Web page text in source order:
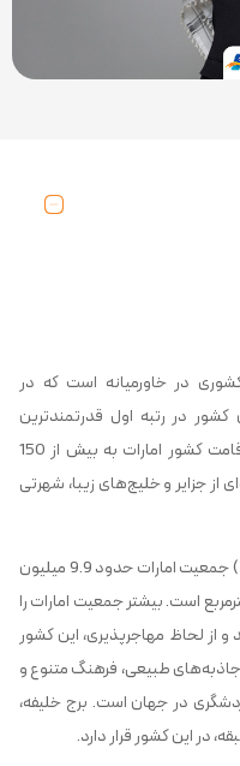
در خاورمیانه است که در
کشور در رتبه اول قدرتمندترین
پاسپورت‌های جهان قرار دارد و با داشتن اقامت کشور امارات به بیش از 150
جزایر و خلیج‌های زیبا، شهرتی
طبق آخرین سرشماری این کشور (سال 2020) جمعیت امارات حدود 9.9 میلیون
این کشور 83.600 کیلومترمربع است. بیشتر جمعیت امارات را
لحاظ مهاجرپذیری، این کشور
جاذبه‌های طبیعی، فرهنگ متنوع و
در جهان است. برج خلیفه،